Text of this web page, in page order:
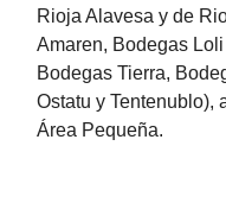
Rioja Alavesa y de
Amaren, Bodegas
Bodegas Tierra,
Ostatu y Tentenublo),
Área Pequeña.